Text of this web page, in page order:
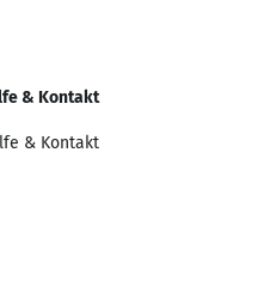
& Kontakt
& Kontakt